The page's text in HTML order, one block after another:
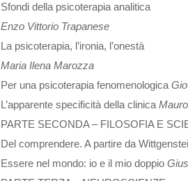
Sfondi della psicoterapia analitica
Enzo Vittorio Trapanese
La psicoterapia, l’ironia, l’onestà
Maria Ilena Marozza
Per una psicoterapia fenomenologica
L’apparente specificità della clinica
PARTE SECONDA – FILOSOFIA E
Del comprendere. A partire da
Essere nel mondo: io e il mio doppio